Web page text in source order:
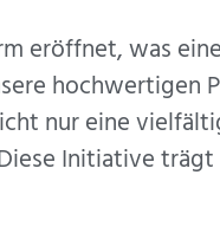
eröffnet, was
nur eine
Initiative